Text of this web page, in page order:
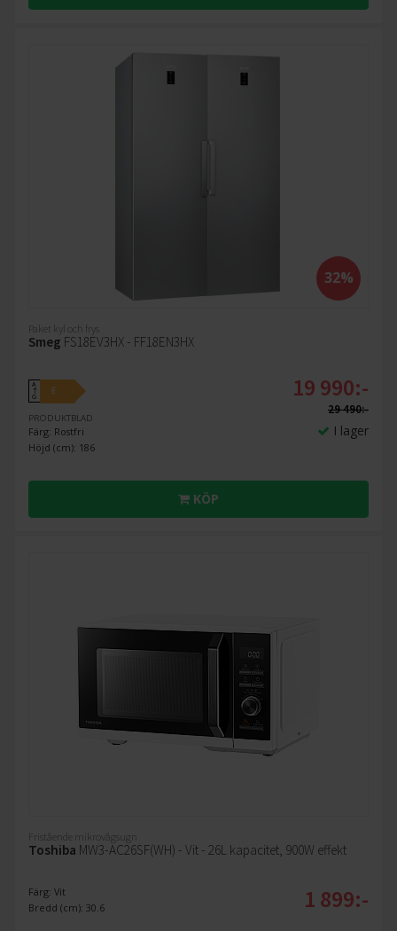
32%
Paket kyl och frys
Smeg FS18EV3HX - FF18EN3HX
A
↑
G
E
PRODUKTBLAD
Färg: Rostfri
Höjd (cm): 186
19 990:-
29 490:-
I lager
KÖP
Fristående mikrovågsugn
Toshiba MW3-AC26SF(WH) - Vit - 26L kapacitet, 900W effekt
Färg: Vit
Bredd (cm): 30.6
1 899:-